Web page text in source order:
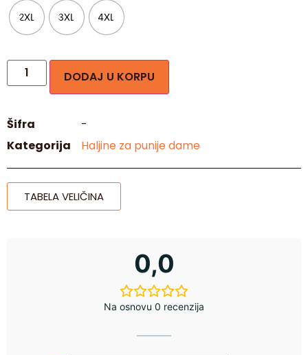
2XL 3XL 4XL
DODAJ U KORPU
Šifra
-
Kategorija
Haljine za punije dame
TABELA VELIČINA
0,0
Na osnovu 0 recenzija